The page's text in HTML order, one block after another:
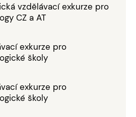
vzdělávací exkurze pro
CZ a AT
exkurze pro
školy
exkurze pro
školy